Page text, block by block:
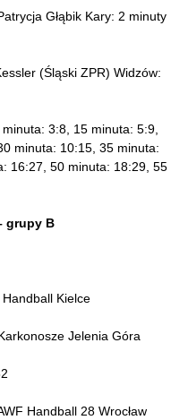
Głąbik Kary: 2 minuty
(Śląski ZPR) Widzów:
3:8, 15 minuta: 5:9,
minuta: 10:15, 35 minuta:
16:27, 50 minuta: 18:29, 55
grupy B
Kielce
Jelenia Góra
Handball 28 Wrocław